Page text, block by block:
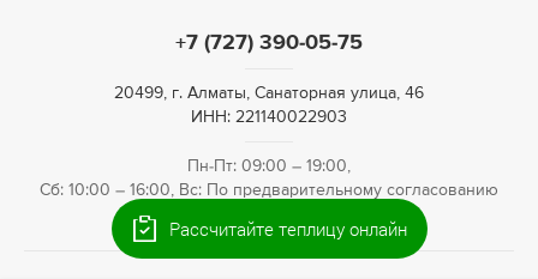
+7 (727) 390-05-75
20499, г. Алматы, Санаторная улица, 46
ИНН: 221140022903
Пн-Пт: 09:00 – 19:00,
Сб: 10:00 – 16:00, Вс: По предварительному согласованию
Рассчитайте теплицу онлайн